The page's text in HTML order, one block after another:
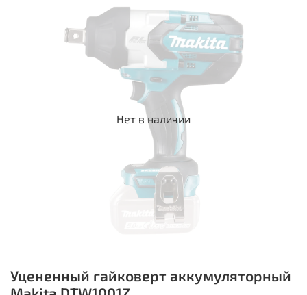
Нет в наличии
Уцененный гайковерт аккумуляторный